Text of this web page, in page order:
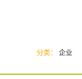
分类： 企业